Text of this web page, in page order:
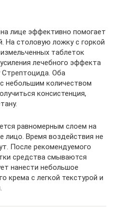
лице эффективно помогает
На столовую ложку с горкой
таблеток
лечебного эффекта
Оба
небольшим количеством
консистенция,
равномерным слоем на
лицо. Время воздействия не
После рекомендуемого
средства смываются
нанести небольшое
крема с легкой текстурой и